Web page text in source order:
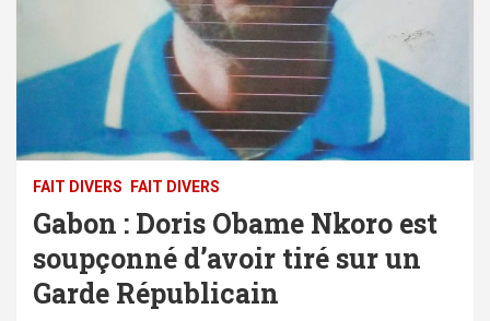
FAIT DIVERS FAIT DIVERS
Gabon : Doris Obame Nkoro est
soupçonné d’avoir tiré sur un
Garde Républicain